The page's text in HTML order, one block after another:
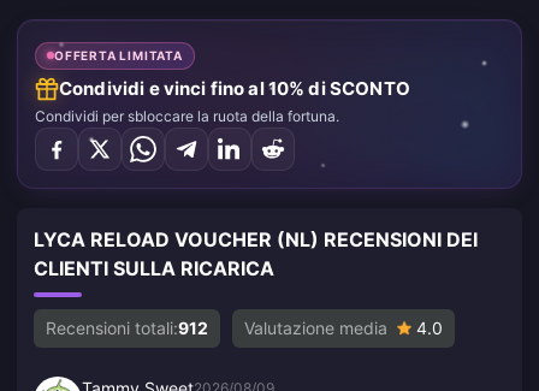
OFFERTA LIMITATA
Condividi e vinci fino al 10% di SCONTO
Condividi per sbloccare la ruota della fortuna.
LYCA RELOAD VOUCHER (NL) RECENSIONI DEI
CLIENTI SULLA RICARICA
Recensioni totali:912 Valutazione media 4.0
2026/08/09